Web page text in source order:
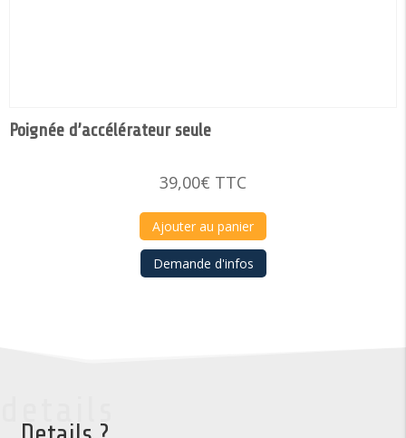
Poignée d’accélérateur seule
39,00€ TTC
Ajouter au panier
Demande d'infos